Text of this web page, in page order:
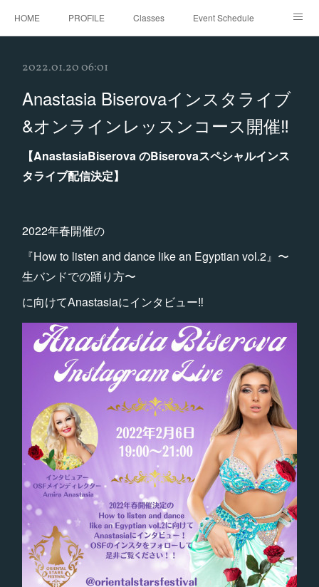
HOME PROFILE Classes Event Schedule
2022.01.20 06:01
Anastasia Biserovaインスタライブ
&オンラインレッスンコース開催‼︎
【AnastasiaBiserova のBiserovaスペシャルインス
タライブ配信決定】
2022年春開催の
『How to listen and dance like an Egyptian vol.2』〜
生バンドでの踊り方〜
に向けてAnastasiaにインタビュー‼️